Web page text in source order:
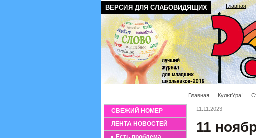
ВЕРСИЯ ДЛЯ СЛАБОВИДЯЩИХ Главная
СВЕЖИЙ НОМЕР
ЛЕНТА НОВОСТЕЙ
Главная КультУра!
11.11.2023
11